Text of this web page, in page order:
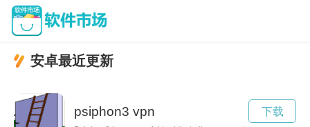
安卓最近更新
psiphon3 vpn 下载